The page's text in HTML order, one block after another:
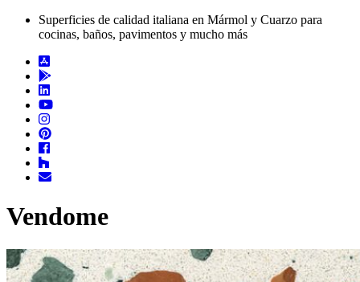
Superficies de calidad italiana en Mármol y Cuarzo para
cocinas, baños, pavimentos y mucho más
Vendome